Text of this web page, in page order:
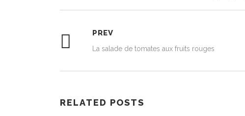
PREV
La salade de tomates aux fruits rouges
RELATED POSTS